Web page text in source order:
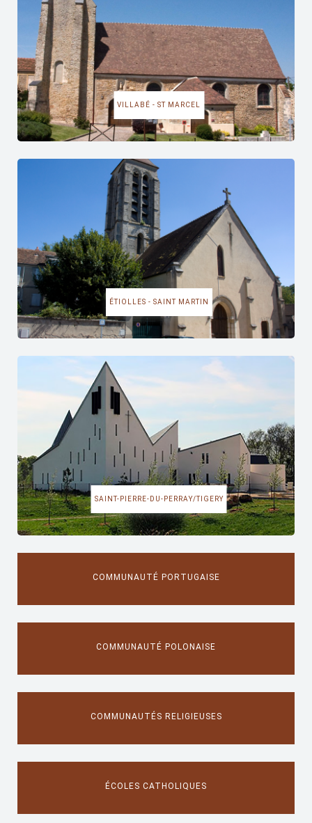
VILLABÉ - ST MARCEL
ÉTIOLLES - SAINT MARTIN
SAINT-PIERRE-DU-PERRAY/TIGERY
COMMUNAUTÉ PORTUGAISE
COMMUNAUTÉ POLONAISE
COMMUNAUTÉS RELIGIEUSES
ÉCOLES CATHOLIQUES